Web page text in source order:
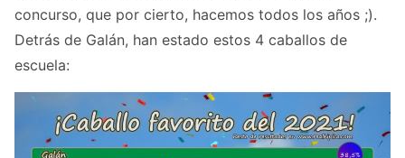
concurso, que por cierto, hacemos todos los años ;).
Detrás de Galán, han estado estos 4 caballos de
escuela: